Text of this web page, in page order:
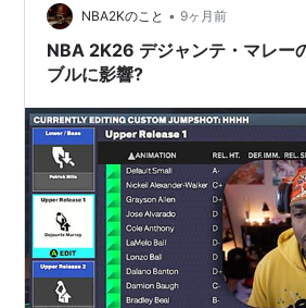
NBA2Kのこと • 9ヶ月前
NBA 2K26 デジャンテ・マレー
ブルに影響?